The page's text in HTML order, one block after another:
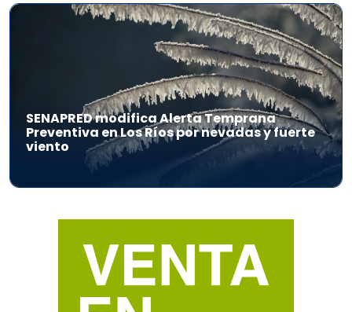
SENAPRED modifica Alerta Temprana
Preventiva en Los Ríos por nevadas y fuerte
viento